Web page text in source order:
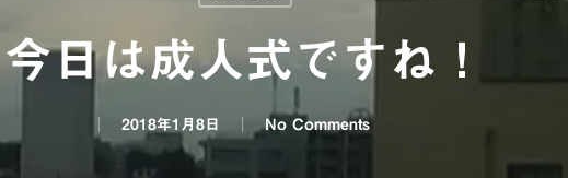
今日は成人式ですね！
2018年1月8日 No Comments